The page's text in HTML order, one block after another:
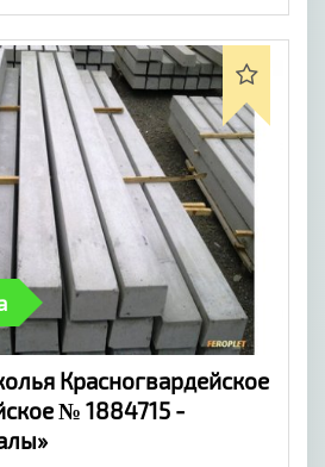
Красногвардейское
№ 1884715 -